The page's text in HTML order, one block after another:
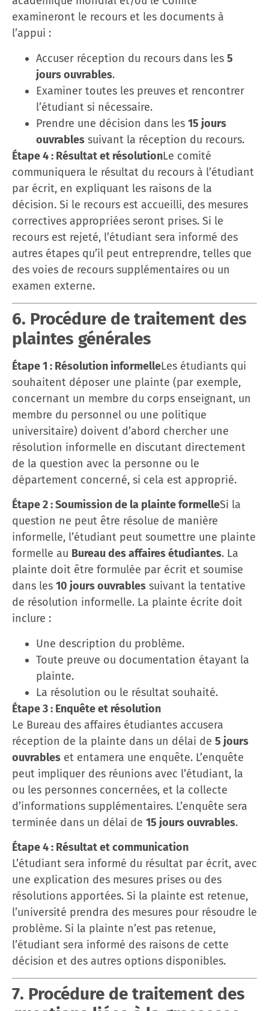
examineront le recours et les documents à
l’appui :
Accuser réception du recours dans les 5
jours ouvrables.
Examiner toutes les preuves et rencontrer
l’étudiant si nécessaire.
Prendre une décision dans les 15 jours
ouvrables suivant la réception du recours.
Étape 4 : Résultat et résolutionLe comité
communiquera le résultat du recours à l’étudiant
par écrit, en expliquant les raisons de la
décision. Si le recours est accueilli, des mesures
correctives appropriées seront prises. Si le
recours est rejeté, l’étudiant sera informé des
autres étapes qu’il peut entreprendre, telles que
des voies de recours supplémentaires ou un
examen externe.
6. Procédure de traitement des
plaintes générales
Étape 1 : Résolution informelleLes étudiants qui
souhaitent déposer une plainte (par exemple,
concernant un membre du corps enseignant, un
membre du personnel ou une politique
universitaire) doivent d’abord chercher une
résolution informelle en discutant directement
de la question avec la personne ou le
département concerné, si cela est approprié.
Étape 2 : Soumission de la plainte formelleSi la
question ne peut être résolue de manière
informelle, l’étudiant peut soumettre une plainte
formelle au Bureau des affaires étudiantes. La
plainte doit être formulée par écrit et soumise
dans les 10 jours ouvrables suivant la tentative
de résolution informelle. La plainte écrite doit
inclure :
Une description du problème.
Toute preuve ou documentation étayant la
plainte.
La résolution ou le résultat souhaité.
Étape 3 : Enquête et résolution
Le Bureau des affaires étudiantes accusera
réception de la plainte dans un délai de 5 jours
ouvrables et entamera une enquête. L’enquête
peut impliquer des réunions avec l’étudiant, la
ou les personnes concernées, et la collecte
d’informations supplémentaires. L’enquête sera
terminée dans un délai de 15 jours ouvrables.
Étape 4 : Résultat et communication
L’étudiant sera informé du résultat par écrit, avec
une explication des mesures prises ou des
résolutions apportées. Si la plainte est retenue,
l’université prendra des mesures pour résoudre le
problème. Si la plainte n’est pas retenue,
l’étudiant sera informé des raisons de cette
décision et des autres options disponibles.
7. Procédure de traitement des